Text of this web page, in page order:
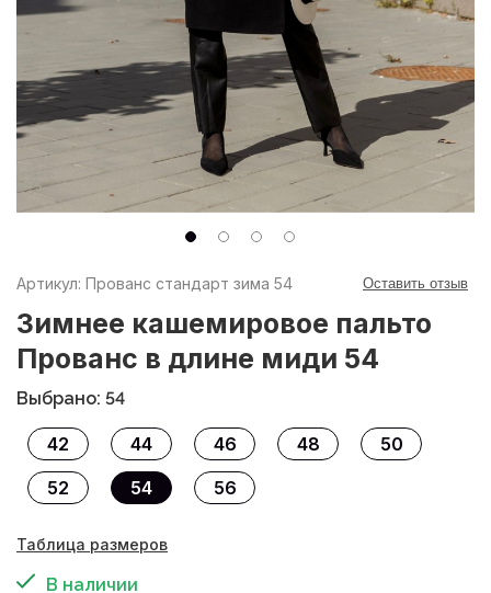
Артикул: Прованс стандарт зима 54 Оставить отзыв
Зимнее кашемировое пальто
Прованс в длине миди 54
Выбрано: 54
42 44 46 48
50
52
54 56
Таблица размеров
В наличии